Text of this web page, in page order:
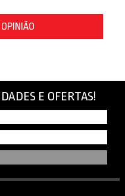
E OFERTAS!